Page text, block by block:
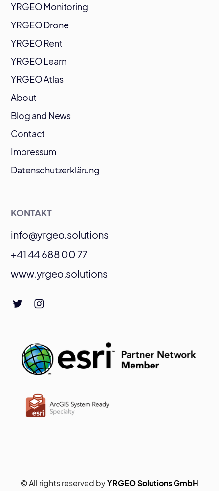
YRGEO Monitoring
YRGEO Drone
YRGEO Rent
YRGEO Learn
YRGEO Atlas
About
Blog and News
Contact
Impressum
Datenschutzerklärung
KONTAKT
info@yrgeo.solutions
+41 44 688 00 77
www.yrgeo.solutions
© All rights reserved byYRGEO Solutions GmbH